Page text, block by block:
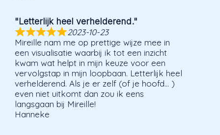
"Letterlijk heel verhelderend."
2023-10-23
Mireille nam me op prettige wijze mee in
een visualisatie waarbij ik tot een inzicht
kwam wat helpt in mijn keuze voor een
vervolgstap in mijn loopbaan. Letterlijk heel
verhelderend. Als je er zelf (of je hoofd… )
even niet uitkomt dan zou ik eens
langsgaan bij Mireille!
Hanneke